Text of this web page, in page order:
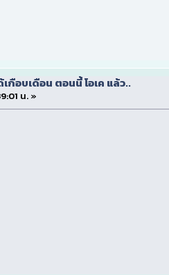
กือบเดือน ตอนนี้ โอเค แล้ว..
น. »